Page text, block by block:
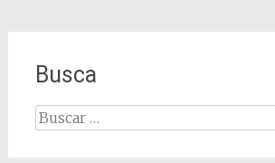
Busca
Buscar: